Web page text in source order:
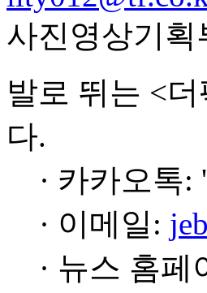
사진영상기획
발로 뛰는 <
다.
· 카카오톡
· 이메일:
· 뉴스 홈페